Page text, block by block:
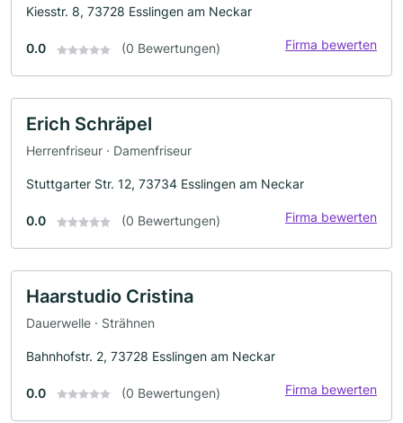
Kiesstr. 8, 73728 Esslingen am Neckar
0.0 (0 Bewertungen) Firma bewerten
Erich Schräpel
Herrenfriseur · Damenfriseur
Stuttgarter Str. 12, 73734 Esslingen am Neckar
0.0 (0 Bewertungen) Firma bewerten
Haarstudio Cristina
Dauerwelle · Strähnen
Bahnhofstr. 2, 73728 Esslingen am Neckar
0.0 (0 Bewertungen) Firma bewerten